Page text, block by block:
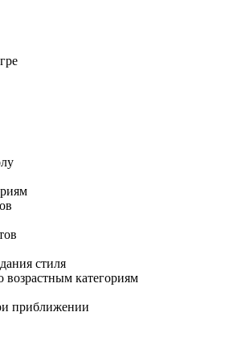
стиля
категориям
приближении